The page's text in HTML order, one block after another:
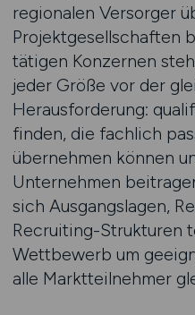
regionalen Versorger
Projektgesellschaften
tätigen Konzernen
jeder Größe vor der
Herausforderung:
finden, die fachlich
übernehmen können
Unternehmen
sich Ausgangslagen,
Recruiting-Strukturen
Wettbewerb um
alle Marktteilnehmer